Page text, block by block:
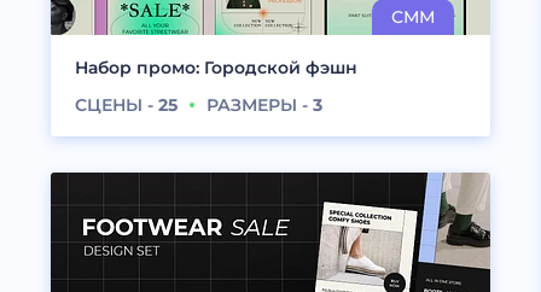
Набор промо: Городской фэшн
СЦЕНЫ - 25 РАЗМЕРЫ - 3